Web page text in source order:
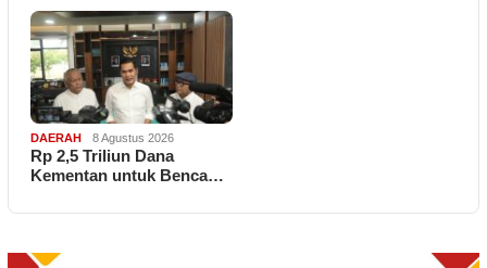
DAERAH 8 Agustus 2026
Rp 2,5 Triliun Dana
Kementan untuk Benca…